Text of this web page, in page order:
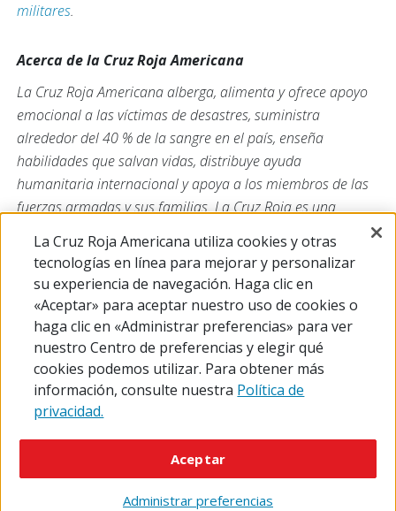
militares.
Acerca de la Cruz Roja Americana
La Cruz Roja Americana alberga, alimenta y ofrece apoyo
emocional a las víctimas de desastres, suministra
alrededor del 40 % de la sangre en el país, enseña
habilidades que salvan vidas, distribuye ayuda
humanitaria internacional y apoya a los miembros de las
fuerzas armadas y sus familias. La Cruz Roja es una
voluntarios y de la generosidad del pueblo estadounidense
para cumplir su misión. Para obtener más información,
visiteredcross.orgoCruzRojaAmericana.org, o síganos en
las redes sociales.
Mobile Apps
La Cruz Roja Americana utiliza cookies y otras
tecnologías en línea para mejorar y personalizar
su experiencia de navegación. Haga clic en
«Aceptar» para aceptar nuestro uso de cookies o
haga clic en «Administrar preferencias» para ver
nuestro Centro de preferencias y elegir qué
cookies podemos utilizar. Para obtener más
información, consulte nuestra Política de
privacidad.
Administrar preferencias
Aceptar